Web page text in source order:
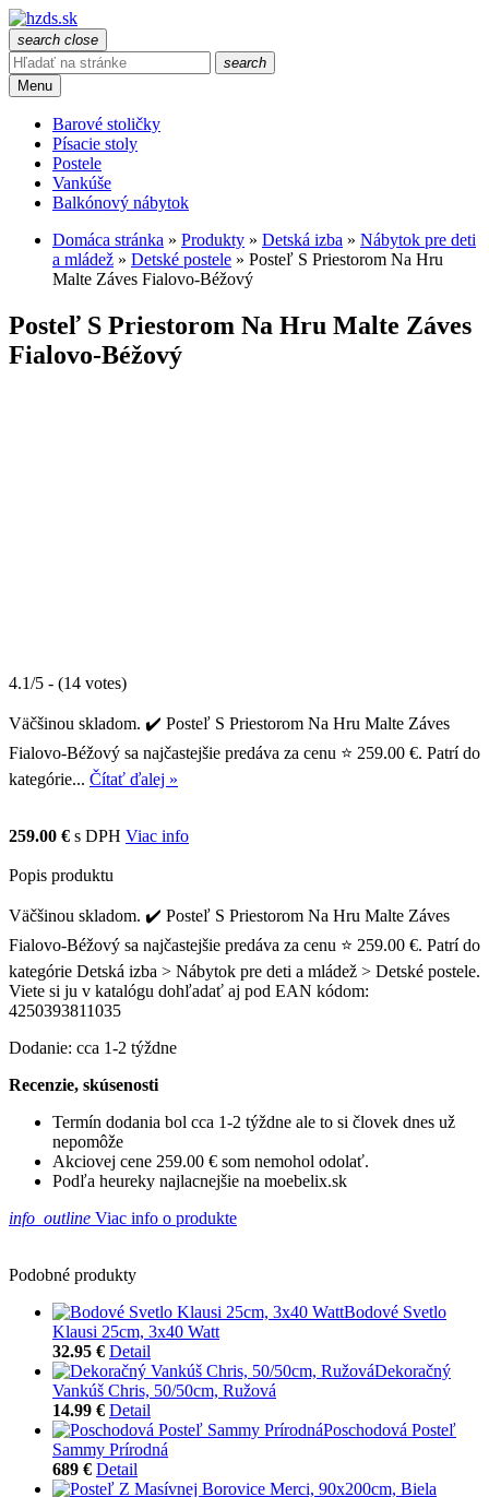
search close
search
Menu
Barové stoličky
Písacie stoly
Postele
Vankúše
Balkónový nábytok
Domáca stránka » Produkty » Detská izba » Nábytok pre deti
a mládež » Detské postele » Posteľ S Priestorom Na Hru
Malte Záves Fialovo-Béžový
Posteľ S Priestorom Na Hru Malte Záves
Fialovo-Béžový
4.1/5 - (14 votes)
Väčšinou skladom. ✔️ Posteľ S Priestorom Na Hru Malte Záves
Fialovo-Béžový sa najčastejšie predáva za cenu ⭐ 259.00 €. Patrí do
kategórie... Čítať ďalej »
259.00 € s DPH Viac info
Popis produktu
Väčšinou skladom. ✔️ Posteľ S Priestorom Na Hru Malte Záves
Fialovo-Béžový sa najčastejšie predáva za cenu ⭐ 259.00 €. Patrí do
kategórie Detská izba > Nábytok pre deti a mládež > Detské postele.
Viete si ju v katalógu dohľadať aj pod EAN kódom:
4250393811035
Dodanie: cca 1-2 týždne
Recenzie, skúsenosti
Termín dodania bol cca 1-2 týždne ale to si človek dnes už
nepomôže
Akciovej cene 259.00 € som nemohol odolať.
Podľa heureky najlacnejšie na moebelix.sk
info_outline Viac info o produkte
Podobné produkty
Bodové Svetlo
Klausi 25cm, 3x40 Watt
32.95 € Detail
Dekoračný
Vankúš Chris, 50/50cm, Ružová
14.99 € Detail
Poschodová Posteľ
Sammy Prírodná
689 € Detail